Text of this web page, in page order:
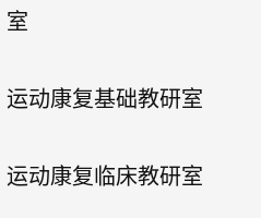
室
运动康复基础教研室
运动康复临床教研室